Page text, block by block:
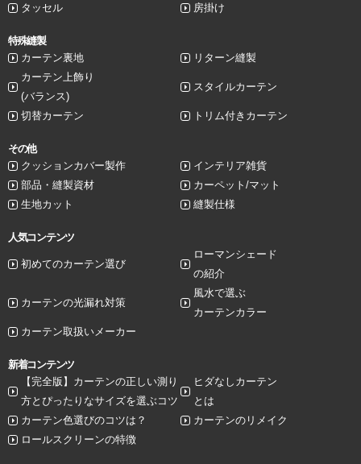
タッセル
房掛け
特殊縫製
カーテン裏地
リターン縫製
カーテン上飾り
(バランス)
スタイルカーテン
切替カーテン トリム付きカーテン
その他
クッションカバー製作
インテリア雑貨
部品・縫製資材
カーペット/マット
生地カット
縫製仕様
人気コンテンツ
初めてのカーテン選び
ローマンシェード
の紹介
カーテンの光漏れ対策
風水で選ぶ
カーテンカラー
カーテン取扱いメーカー
新着コンテンツ
【完全版】カーテンの正しい測り
方とぴったりなサイズを選ぶコツ
ヒダなしカーテン
とは
カーテン色選びのコツは？
カーテンのリメイク
ロールスクリーンの特徴